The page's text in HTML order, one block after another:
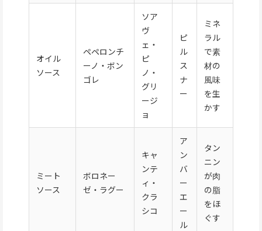
オイル
ソース
ペペロンチ
ーノ・ボン
ゴレ
ソア
ヴ
ェ・
ピ
ノ・
グリ
ージ
ョ
ピ
ル
ス
ナ
ー
ミネ
ラル
で素
材の
風味
を生
かす
ミート
ソース
ボロネー
ゼ・ラグー
キャ
ンテ
ィ・
クラ
シコ
ア
ン
バ
ー
エ
ー
ル
タン
ニン
が肉
の脂
をほ
ぐす